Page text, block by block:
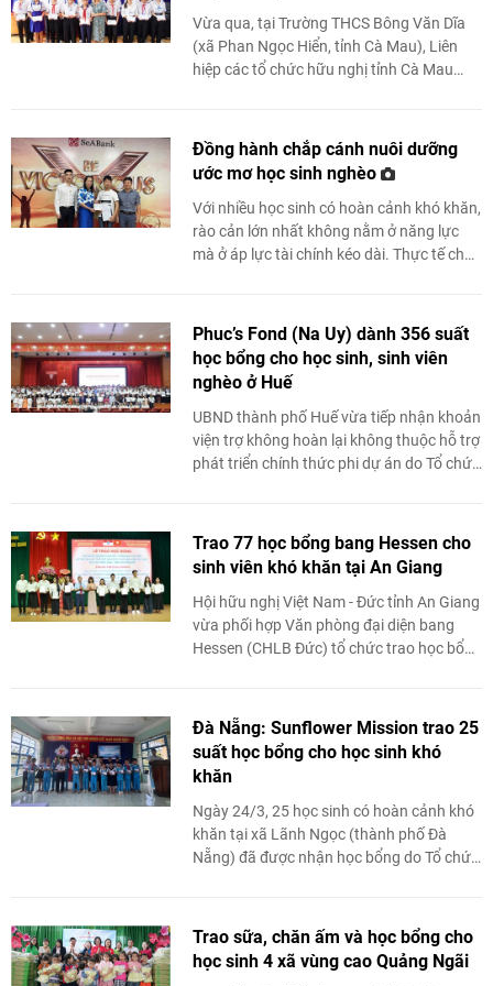
Vừa qua, tại Trường THCS Bông Văn Dĩa
(xã Phan Ngọc Hiển, tỉnh Cà Mau), Liên
hiệp các tổ chức hữu nghị tỉnh Cà Mau
Đồng hành chắp cánh nuôi dưỡng
ước mơ học sinh nghèo
Với nhiều học sinh có hoàn cảnh khó khăn,
rào cản lớn nhất không nằm ở năng lực
mà ở áp lực tài chính kéo dài. Thực tế cho
Phuc’s Fond (Na Uy) dành 356 suất
học bổng cho học sinh, sinh viên
nghèo ở Huế
UBND thành phố Huế vừa tiếp nhận khoản
viện trợ không hoàn lại không thuộc hỗ trợ
phát triển chính thức phi dự án do Tổ chức
Trao 77 học bổng bang Hessen cho
sinh viên khó khăn tại An Giang
Hội hữu nghị Việt Nam - Đức tỉnh An Giang
vừa phối hợp Văn phòng đại diện bang
Hessen (CHLB Đức) tổ chức trao học bổng
Đà Nẵng: Sunflower Mission trao 25
suất học bổng cho học sinh khó
khăn
Ngày 24/3, 25 học sinh có hoàn cảnh khó
khăn tại xã Lãnh Ngọc (thành phố Đà
Nẵng) đã được nhận học bổng do Tổ chức
Trao sữa, chăn ấm và học bổng cho
học sinh 4 xã vùng cao Quảng Ngãi